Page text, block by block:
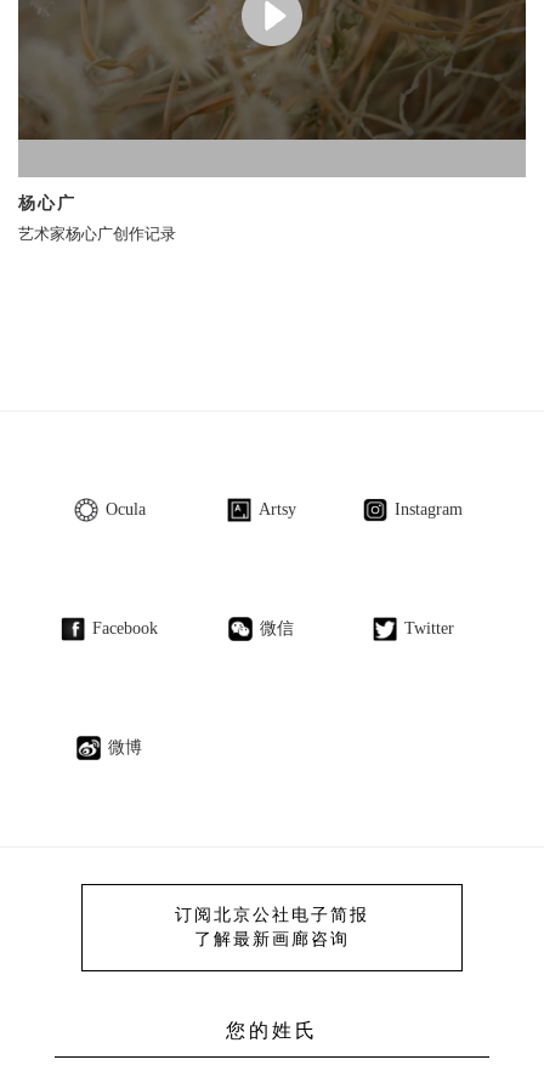
杨心广
艺术家杨心广创作记录
Ocula Artsy Instagram
Facebook 微信 Twitter
微博
订阅北京公社电子简报
了解最新画廊咨询